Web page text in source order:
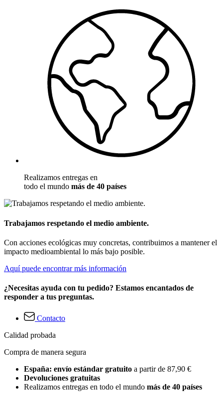
Realizamos entregas en
todo el mundo más de 40 países
Trabajamos respetando el medio ambiente.
Con acciones ecológicas muy concretas, contribuimos a mantener el
impacto medioambiental lo más bajo posible.
Aquí puede encontrar más información
¿Necesitas ayuda con tu pedido? Estamos encantados de
responder a tus preguntas.
Contacto
Calidad probada
Compra de manera segura
España: envío estándar gratuito a partir de 87,90 €
Devoluciones gratuitas
Realizamos entregas en todo el mundo más de 40 países